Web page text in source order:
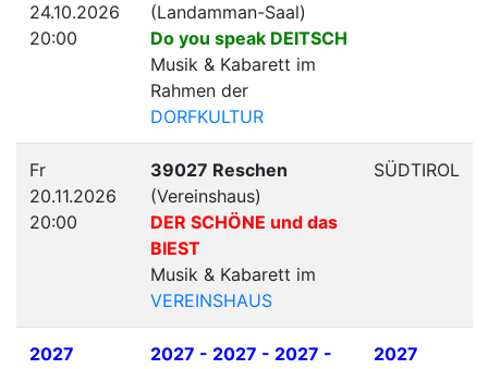
24.10.2026
20:00
(Landamman-Saal)
Do you speak DEITSCH
Musik & Kabarett im
Rahmen der
DORFKULTUR
Fr
20.11.2026
20:00
39027 Reschen
(Vereinshaus)
DER SCHÖNE und das
BIEST
Musik & Kabarett im
VEREINSHAUS
SÜDTIROL
2027 2027 - 2027 - 2027 -
2027